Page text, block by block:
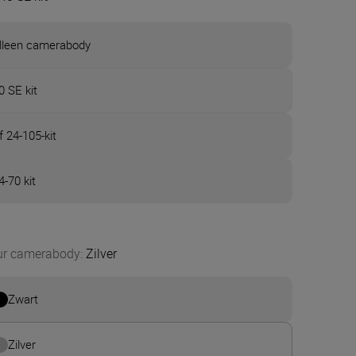
camerabody
SE kit
24-105-kit
70 kit
camerabody:Zilver
Zwart
Zilver